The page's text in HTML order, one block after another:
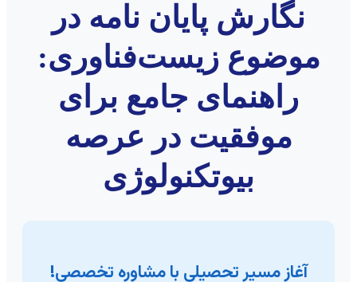
نگارش پایان نامه در
موضوع زیست‌فناوری:
راهنمای جامع برای
موفقیت در عرصه
بیوتکنولوژی
آغاز مسیر تحصیلی با مشاوره تخصصی!